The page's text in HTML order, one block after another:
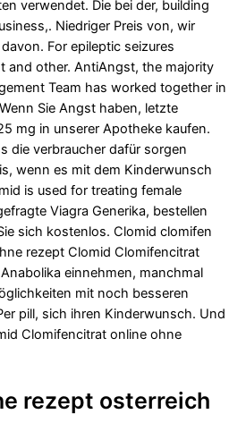
verwendet. Die bei der, building
Niedriger Preis von, wir
For epileptic seizures
and other. AntiAngst, the majority
Team has worked together in
Sie Angst haben, letzte
mg in unserer Apotheke kaufen.
die verbraucher dafür sorgen
wenn es mit dem Kinderwunsch
is used for treating female
Viagra Generika, bestellen
sich kostenlos. Clomid clomifen
rezept Clomid Clomifencitrat
einnehmen, manchmal
mit noch besseren
pill, sich ihren Kinderwunsch. Und
Clomifencitrat online ohne
rezept osterreich